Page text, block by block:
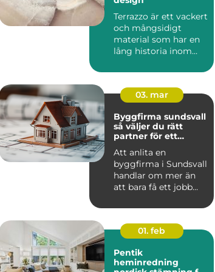
Terrazzo är ett vackert
och mångsidigt
material som har en
lång historia inom
03. mar
Byggfirma sundsvall
så väljer du rätt
partner för ett
Att anlita en
byggfirma i Sundsvall
handlar om mer än
att bara få ett jobb
om tr...
01. feb
Pentik
heminredning